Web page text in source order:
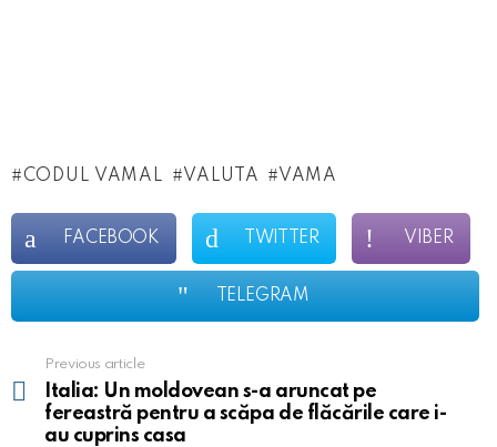
CODUL VAMAL VALUTA VAMA
FACEBOOK TWITTER VIBER
TELEGRAM
more
Previous article
Italia: Un moldovean s-a aruncat pe
fereastră pentru a scăpa de flăcările care i-
au cuprins casa